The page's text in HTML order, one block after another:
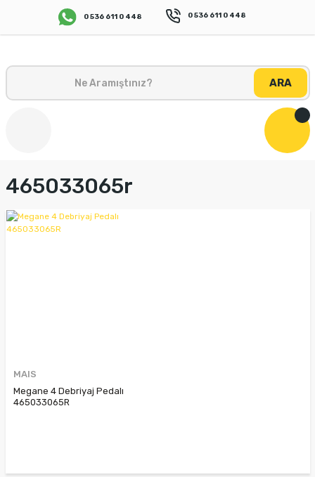
0 536 611 0 448 0 536 611 0 448
ARA
465033065r
MAIS
Megane 4 Debriyaj Pedalı
465033065R